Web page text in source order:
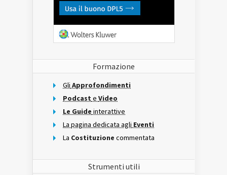
Formazione
Gli Approfondimenti
Podcast e Video
Le Guide interattive
La pagina dedicata agli Eventi
La Costituzione commentata
Strumenti utili